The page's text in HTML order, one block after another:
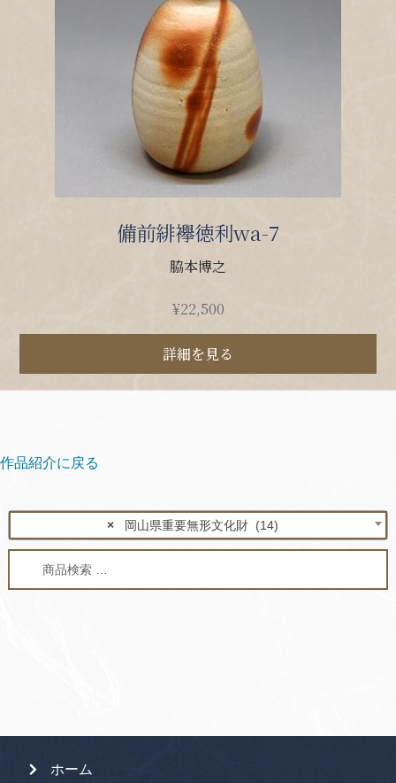
備前緋襷徳利wa-7
脇本博之
¥22,500
詳細を見る
作品紹介に戻る
× 岡山県重要無形文化財 (14)
ホーム